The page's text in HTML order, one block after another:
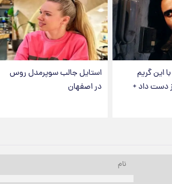
این گریم
دست داد +
استایل جالب سوپرمدل روس
در اصفهان